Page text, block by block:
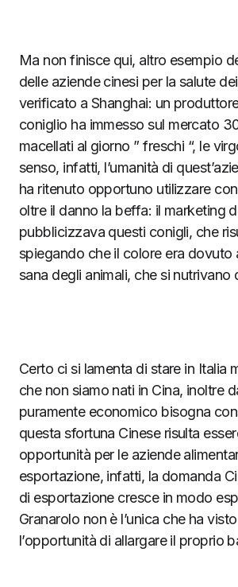
Ma non finisce qui, altro esempio
delle aziende cinesi per la salute
verificato a Shanghai: un
coniglio ha immesso sul mercato
macellati al giorno ” freschi “, le
senso, infatti, l’umanità di
ha ritenuto opportuno utilizzare
oltre il danno la beffa: il marketing
pubblicizzava questi conigli, che
spiegando che il colore era dovuto
sana degli animali, che si nutrivano
Certo ci si lamenta di stare in Italia
che non siamo nati in Cina, inoltre
puramente economico bisogna
questa sfortuna Cinese risulta
opportunità per le aziende
esportazione, infatti, la domanda
di esportazione cresce in modo
Granarolo non è l’unica che ha
l’opportunità di allargare il proprio